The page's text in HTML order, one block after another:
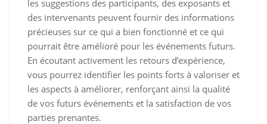
les suggestions des participants, des exposants et
des intervenants peuvent fournir des informations
précieuses sur ce qui a bien fonctionné et ce qui
pourrait être amélioré pour les événements futurs.
En écoutant activement les retours d’expérience,
vous pourrez identifier les points forts à valoriser et
les aspects à améliorer, renforçant ainsi la qualité
de vos futurs événements et la satisfaction de vos
parties prenantes.